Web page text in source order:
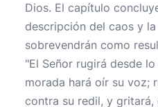
Dios. El capítulo
descripción del caos y
sobrevendrán como
"El Señor rugirá desde
morada hará oír su voz;
contra su redil, y gritará,